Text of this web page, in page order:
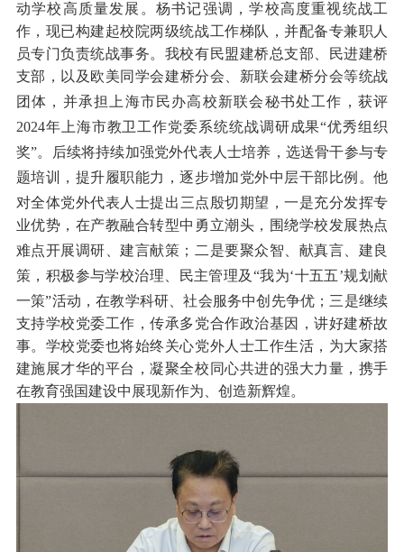
动学校高质量发展。 杨书记强调，学校高度重视统战工
作，现已构建起校院两级统战工作梯队，并配备专兼职人
员专门负责统战事务。我校有民盟建桥总支部、民进建桥
支部， 以及 欧美同学会建桥分会、新联会建桥分会等统战
团体， 并承担上海市民办高校新联会秘书处工作，获评
2024年上海市教卫工作党委系统统战调研成果“优秀组织
奖”。后续将持续加强党外代表人士培养，选送骨干参与专
题培训，提升履职能力，逐步增加党外中层干部比例。他
对全体党外代表人士提出 三点殷切期望，一是充分发挥专
业优势，在产教融合转型中勇立潮头，围绕学校发展热点
难点开展调研、建言献策； 二是要聚众智、献真言、建良
策，积极参与学校治理、民主管理及 “我为‘十五五’规划献
一策”活动，在教学科研、社会服务中创先争优； 三是继续
支持学校党委工作，传承多党合作政治基因，讲好建桥故
事。学校党委也将始终关心党外人士工作生活，为大家搭
建施展才华的平台，凝聚全校同心共进的强大力量，携手
在教育强国建设中展现新作为、创造新辉煌。